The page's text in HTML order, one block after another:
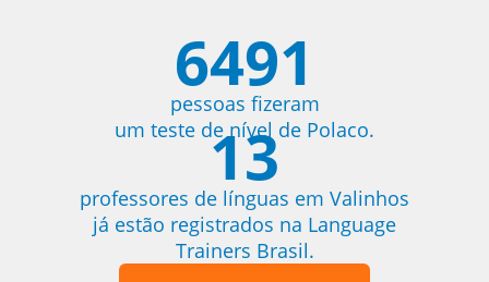
6491
pessoas fizeram
um teste de nível de Polaco.
13
professores de línguas em Valinhos
já estão registrados na Language
Trainers Brasil.